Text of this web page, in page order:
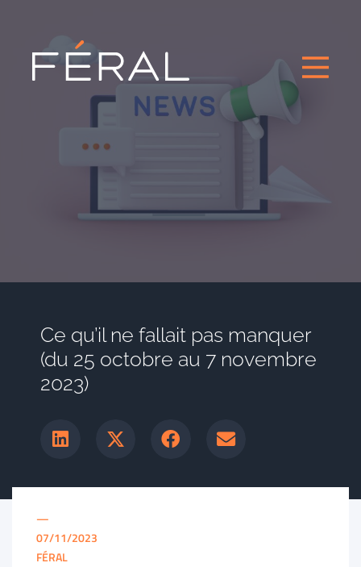
Ce qu’il ne fallait pas manquer
(du 25 octobre au 7 novembre
2023)
—
07/11/2023
FÉRAL